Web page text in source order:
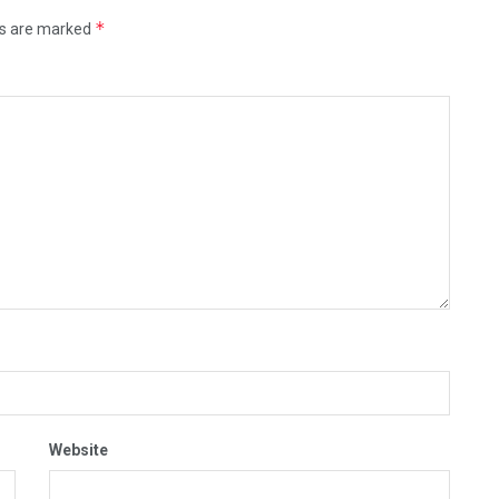
are marked *
Website